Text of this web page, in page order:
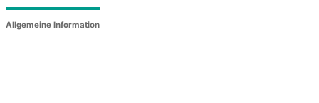
Allgemeine Information